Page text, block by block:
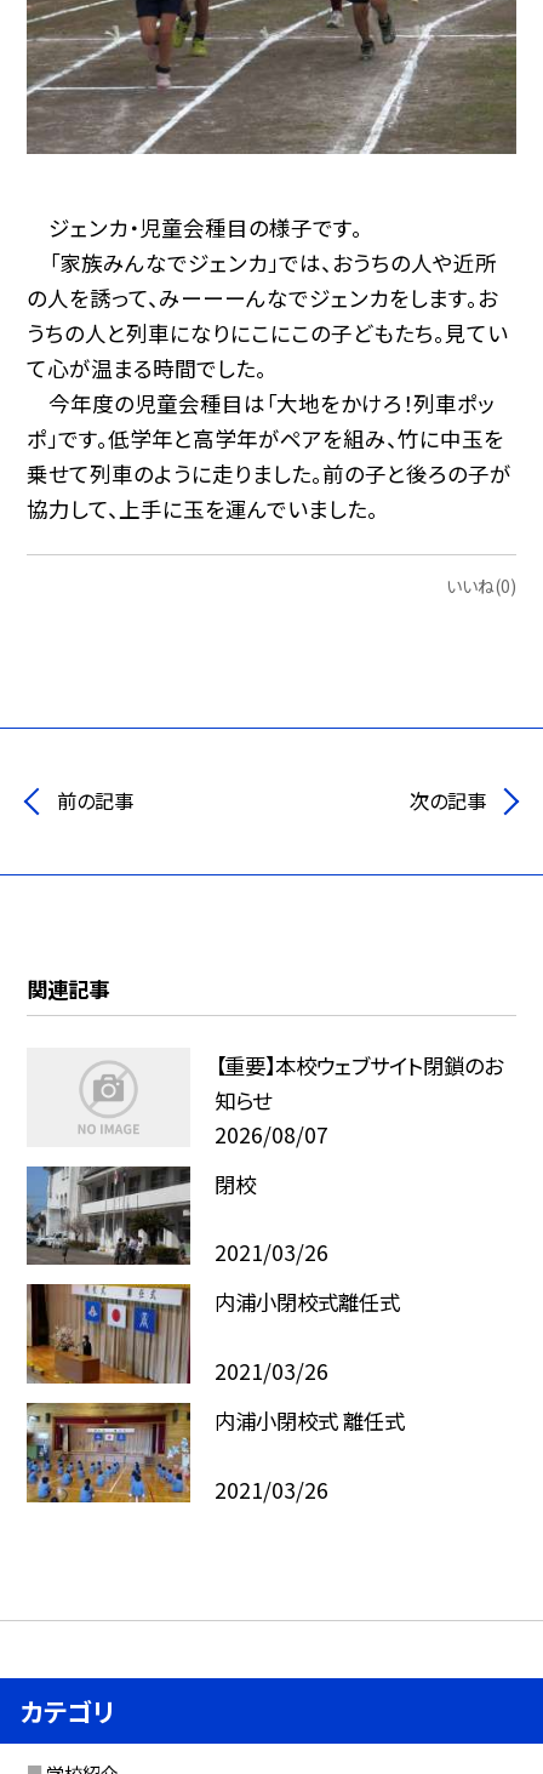
ジェンカ・児童会種目の様子です。
「家族みんなでジェンカ」では、おうちの人や近所
の人を誘って、みーーーんなでジェンカをします。お
うちの人と列車になりにこにこの子どもたち。見てい
て心が温まる時間でした。
今年度の児童会種目は「大地をかけろ！列車ポッ
ポ」です。低学年と高学年がペアを組み、竹に中玉を
乗せて列車のように走りました。前の子と後ろの子が
協力して、上手に玉を運んでいました。
いいね(0)
前の記事 次の記事
関連記事
【重要】本校ウェブサイト閉鎖のお
知らせ
2026/08/07
閉校
2021/03/26
内浦小閉校式離任式
2021/03/26
内浦小閉校式 離任式
2021/03/26
カテゴリ